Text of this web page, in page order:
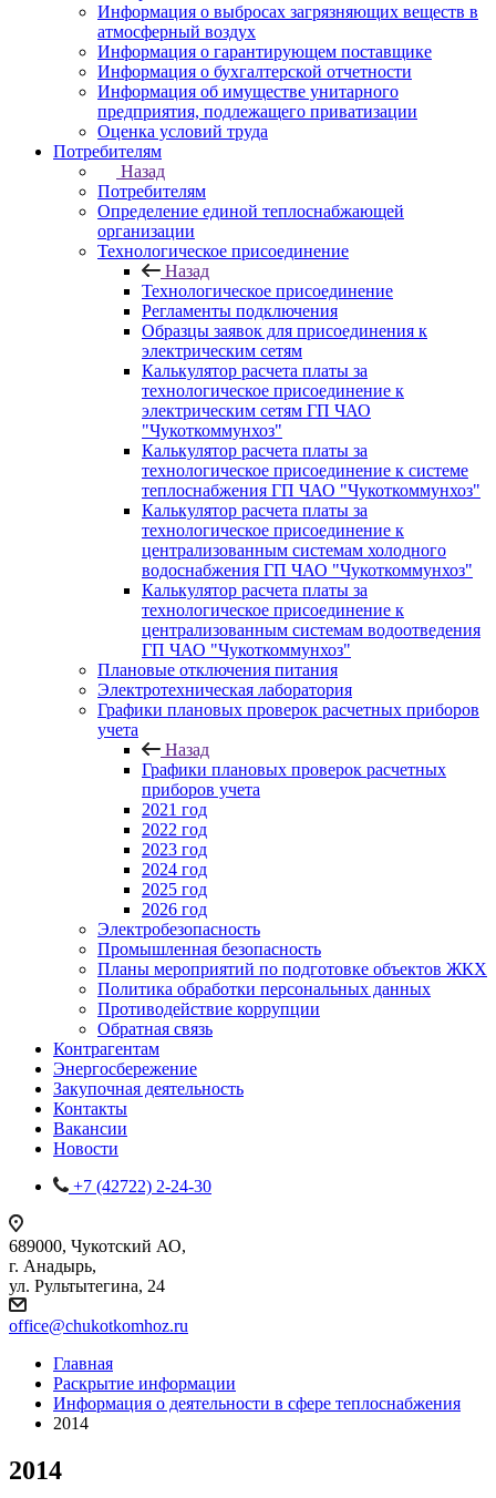
Информация о выбросах загрязняющих веществ в
атмосферный воздух
Информация о гарантирующем поставщике
Информация о бухгалтерской отчетности
Информация об имуществе унитарного
предприятия, подлежащего приватизации
Оценка условий труда
Потребителям
Назад
Потребителям
Определение единой теплоснабжающей
организации
Технологическое присоединение
Назад
Технологическое присоединение
Регламенты подключения
Образцы заявок для присоединения к
электрическим сетям
Калькулятор расчета платы за
технологическое присоединение к
электрическим сетям ГП ЧАО
"Чукоткоммунхоз"
Калькулятор расчета платы за
технологическое присоединение к системе
теплоснабжения ГП ЧАО "Чукоткоммунхоз"
Калькулятор расчета платы за
технологическое присоединение к
централизованным системам холодного
водоснабжения ГП ЧАО "Чукоткоммунхоз"
Калькулятор расчета платы за
технологическое присоединение к
централизованным системам водоотведения
ГП ЧАО "Чукоткоммунхоз"
Плановые отключения питания
Электротехническая лаборатория
Графики плановых проверок расчетных приборов
учета
Назад
Графики плановых проверок расчетных
приборов учета
2021 год
2022 год
2023 год
2024 год
2025 год
2026 год
Электробезопасность
Промышленная безопасность
Планы мероприятий по подготовке объектов ЖКХ
Политика обработки персональных данных
Противодействие коррупции
Обратная связь
Контрагентам
Энергосбережение
Закупочная деятельность
Контакты
Вакансии
Новости
+7 (42722) 2-24-30
689000, Чукотский АО,
г. Анадырь,
ул. Рультытегина, 24
office@chukotkomhoz.ru
Главная
Раскрытие информации
Информация о деятельности в сфере теплоснабжения
2014
2014